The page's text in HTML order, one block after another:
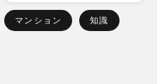
マンション 知識